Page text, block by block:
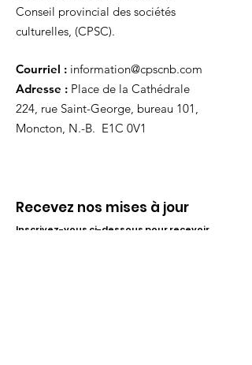
Conseil provincial des sociétés
culturelles, (CPSC).
Courriel : information@cpscnb.com
Adresse : Place de la Cathédrale
224, rue Saint-George, bureau 101,
Moncton, N.-B. E1C 0V1
Recevez nos mises à jour
Inscrivez-vous ci-dessous pour recevoir